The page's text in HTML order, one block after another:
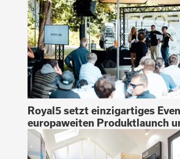
Royal5 setzt einzigartiges
europaweiten Produktlaunch